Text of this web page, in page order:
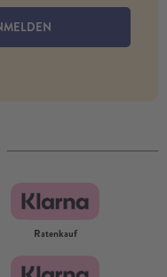
Ratenkauf